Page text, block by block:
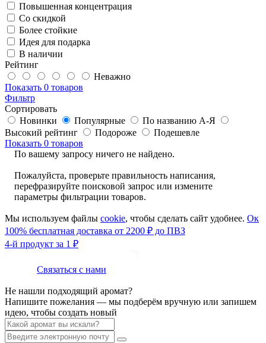
Повышенная концентрация
Со скидкой
Более стойкие
Идея для подарка
В наличии
Рейтинг
Неважно
Показать 0 товаров
Фильтр
Сортировать
Новинки
Популярные
По названию А-Я
Высокий рейтинг
Подороже
Подешевле
Показать 0 товаров
По вашему запросу ничего не найдено.
Пожалуйста, проверьте правильность написания,
перефразируйте поисковой запрос или измените
параметры фильтрации товаров.
Мы используем файлы cookie, чтобы сделать сайт удобнее. Ок
100% бесплатная доставка от 2200 ₽ до ПВЗ
4-й продукт за 1 ₽
Связаться с нами
Не нашли подходящий аромат?
Напишите пожелания — мы подберём вручную или запишем
идею, чтобы создать новый